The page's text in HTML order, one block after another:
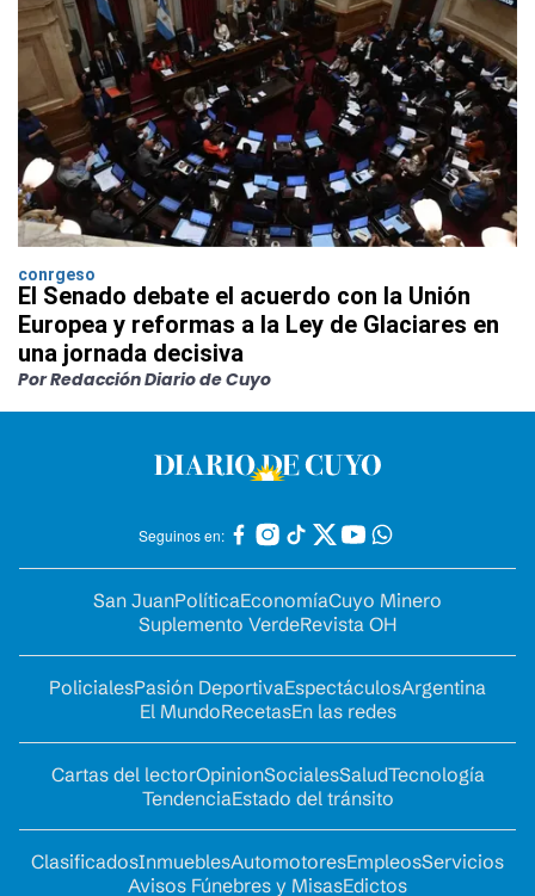
conrgeso
El Senado debate el acuerdo con la Unión
Europea y reformas a la Ley de Glaciares en
una jornada decisiva
Por Redacción Diario de Cuyo
Seguinos en:
San JuanPolíticaEconomíaCuyo Minero
Suplemento VerdeRevista OH
PolicialesPasión DeportivaEspectáculosArgentina
El MundoRecetasEn las redes
Cartas del lectorOpinionSocialesSaludTecnología
TendenciaEstado del tránsito
ClasificadosInmueblesAutomotoresEmpleosServicios
Avisos Fúnebres y MisasEdictos